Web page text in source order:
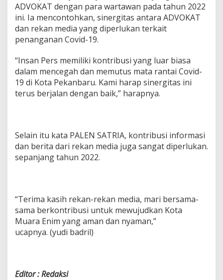
ADVOKAT dengan para wartawan pada tahun 2022
ini. Ia mencontohkan, sinergitas antara ADVOKAT
dan rekan media yang diperlukan terkait
penanganan Covid-19.
“Insan Pers memiliki kontribusi yang luar biasa
dalam mencegah dan memutus mata rantai Covid-
19 di Kota Pekanbaru. Kami harap sinergitas ini
terus berjalan dengan baik,” harapnya.
Selain itu kata PALEN SATRIA, kontribusi informasi
dan berita dari rekan media juga sangat diperlukan.
sepanjang tahun 2022.
“Terima kasih rekan-rekan media, mari bersama-
sama berkontribusi untuk mewujudkan Kota
Muara Enim yang aman dan nyaman,”
ucapnya. (yudi badril)
Editor : Redaksi